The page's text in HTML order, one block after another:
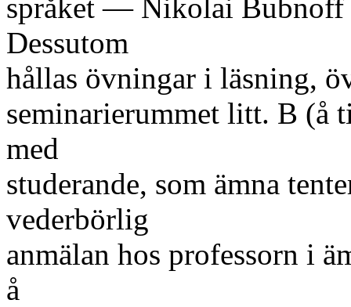
språket — Nikolai Bubnoff
Dessutom
hållas övningar i läsning,
seminarierummet litt. B (å
med
studerande, som ämna
vederbörlig
anmälan hos professorn i
å